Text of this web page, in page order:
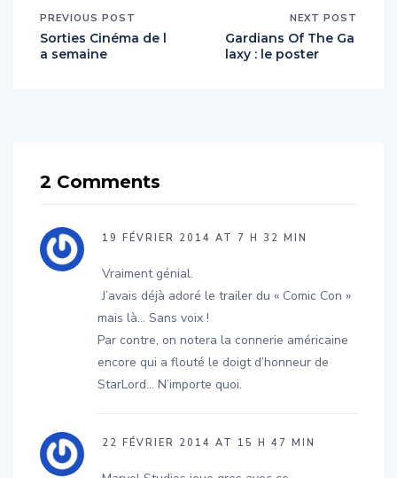
PREVIOUS POST
Sorties Cinéma de l
a semaine
NEXT POST
Gardians Of The Ga
laxy : le poster
2 Comments
19 FÉVRIER 2014 AT 7 H 32 MIN
Vraiment génial.
J’avais déjà adoré le trailer du « Comic Con »
mais là… Sans voix !
Par contre, on notera la connerie américaine
encore qui a flouté le doigt d’honneur de
StarLord… N’importe quoi.
22 FÉVRIER 2014 AT 15 H 47 MIN